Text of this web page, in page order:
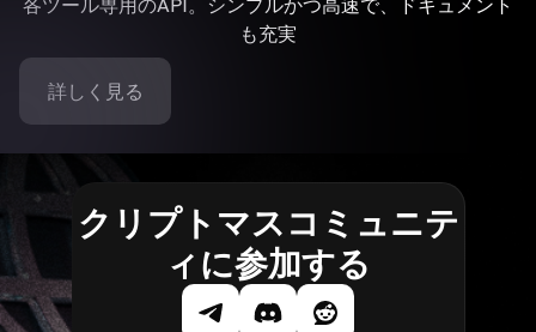
各ツール専用のAPI。シンプルかつ高速で、ドキュメント
も充実
詳しく見る
クリプトマスコミュニテ
ィに参加する